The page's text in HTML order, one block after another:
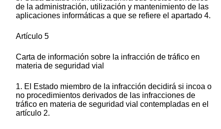
de la administración, utilización y mantenimiento de las
aplicaciones informáticas a que se refiere el apartado 4.
Artículo 5
Carta de información sobre la infracción de tráfico en
materia de seguridad vial
1. El Estado miembro de la infracción decidirá si incoa o
no procedimientos derivados de las infracciones de
tráfico en materia de seguridad vial contempladas en el
artículo 2.